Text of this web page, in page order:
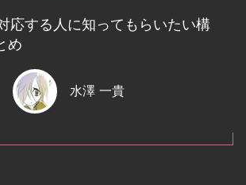
応する人に知ってもらいたい構
め
水澤 一貴